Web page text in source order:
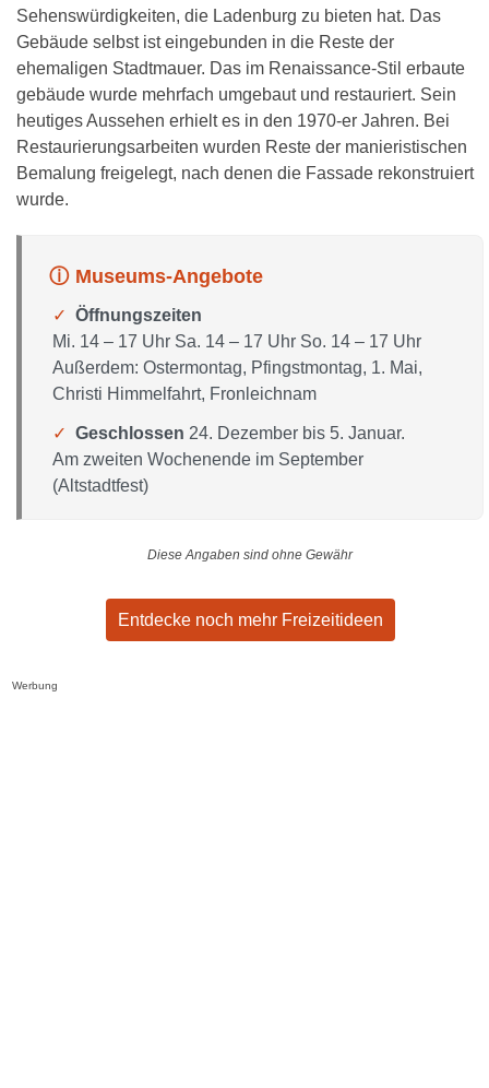
Sehenswürdigkeiten, die Ladenburg zu bieten hat. Das
Gebäude selbst ist eingebunden in die Reste der
ehemaligen Stadtmauer. Das im Renaissance-Stil erbaute
gebäude wurde mehrfach umgebaut und restauriert. Sein
heutiges Aussehen erhielt es in den 1970-er Jahren. Bei
Restaurierungsarbeiten wurden Reste der manieristischen
Bemalung freigelegt, nach denen die Fassade rekonstruiert
wurde.
Museums-Angebote
Öffnungszeiten
Mi. 14 – 17 Uhr Sa. 14 – 17 Uhr So. 14 – 17 Uhr
Außerdem: Ostermontag, Pfingstmontag, 1. Mai,
Christi Himmelfahrt, Fronleichnam
Geschlossen 24. Dezember bis 5. Januar.
Am zweiten Wochenende im September
(Altstadtfest)
Diese Angaben sind ohne Gewähr
Entdecke noch mehr Freizeitideen
Werbung